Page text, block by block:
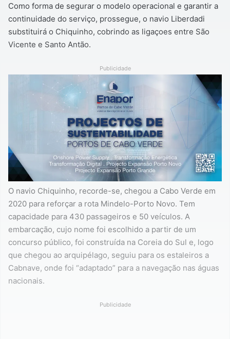
Como forma de segurar o modelo operacional e garantir a
continuidade do serviço, prossegue, o navio Liberdadi
substituirá o Chiquinho, cobrindo as ligaçoes entre São
Vicente e Santo Antão.
Publicidade
O navio Chiquinho, recorde-se, chegou a Cabo Verde em
2020 para reforçar a rota Mindelo-Porto Novo. Tem
capacidade para 430 passageiros e 50 veículos. A
embarcação, cujo nome foi escolhido a partir de um
concurso público, foi construída na Coreia do Sul e, logo
que chegou ao arquipélago, seguiu para os estaleiros a
Cabnave, onde foi “adaptado” para a navegação nas águas
nacionais.
Publicidade